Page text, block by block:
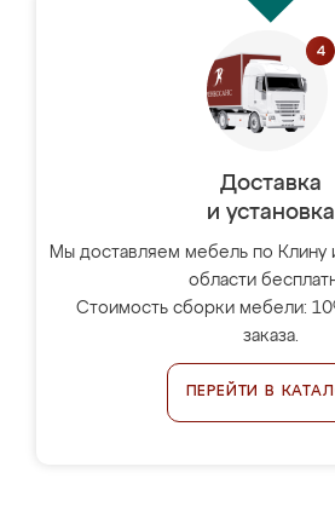
Доставка
и установка
Мы доставляем мебель по Клину
области
Стоимость сборки мебели:
заказа.
ПЕРЕЙТИ В